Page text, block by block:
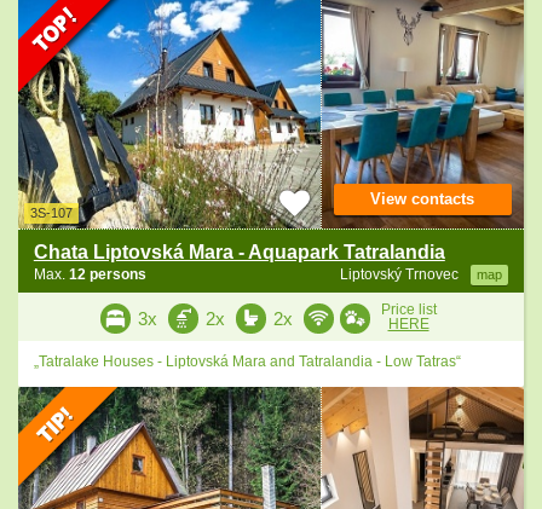
3S-107
Chata Liptovská Mara - Aquapark Tatralandia
Liptovský Trnovec map
Max. 12 persons
View contacts
3x 2x 2x
Price list
HERE
„Tatralake Houses - Liptovská Mara and Tatralandia - Low Tatras“